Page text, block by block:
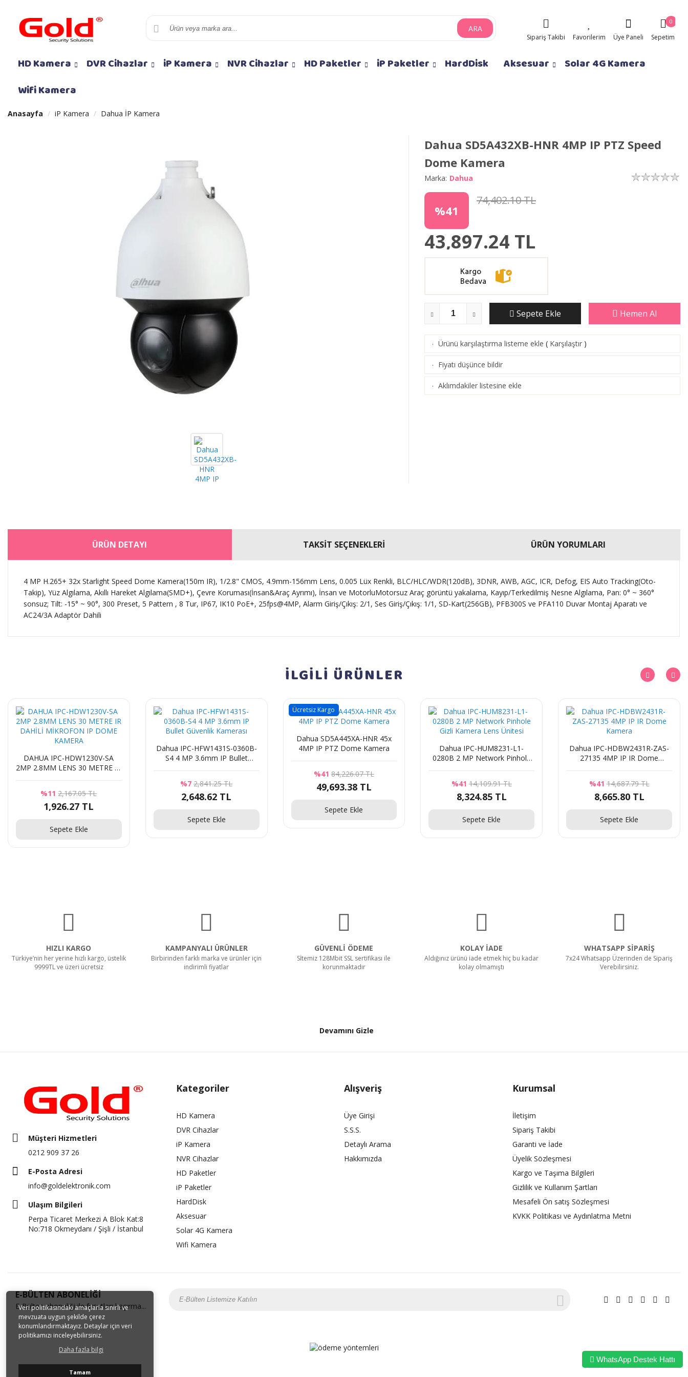
Veri politikasındaki amaçlarla sınırlı ve
mevzuata uygun şekilde çerez
konumlandırmaktayız. Detaylar için veri
politikamızı inceleyebilirsiniz.
Daha fazla bilgi
Tamam
ARA
Sipariş Takibi Favorilerim Üye Paneli Sepetim
0
HD Kamera DVR Cihazlar iP Kamera NVR Cihazlar HD Paketler iP Paketler HardDisk Aksesuar
Solar 4G Kamera
Wifi Kamera
Anasayfa iP Kamera Dahua İP Kamera
Dahua SD5A432XB-HNR 4MP IP PTZ Speed
Dome Kamera
Marka: Dahua
%41
74,402.10 TL
43,897.24 TL
Sepete Ekle Hemen Al
· Ürünü karşılaştırma listeme ekle ( Karşılaştır )
· Fiyatı düşünce bildir
· Aklımdakiler listesine ekle
ÜRÜN DETAYI TAKSİT SEÇENEKLERİ ÜRÜN YORUMLARI
4 MP H.265+ 32x Starlight Speed Dome Kamera(150m IR), 1/2.8" CMOS, 4.9mm-156mm Lens, 0.005 Lüx Renkli, BLC/HLC/WDR(120dB), 3DNR, AWB, AGC, ICR, Defog, EIS Auto Tracking(Oto-
Takip), Yüz Algılama, Akıllı Hareket Algılama(SMD+), Çevre Koruması(İnsan&Araç Ayrımı), İnsan ve MotorluMotorsuz Araç görüntü yakalama, Kayıp/Terkedilmiş Nesne Algılama, Pan: 0° ~ 360°
sonsuz; Tilt: -15° ~ 90°, 300 Preset, 5 Pattern , 8 Tur, IP67, IK10 PoE+, 25fps@4MP, Alarm Giriş/Çıkış: 2/1, Ses Giriş/Çıkış: 1/1, SD-Kart(256GB), PFB300S ve PFA110 Duvar Montaj Aparatı ve
AC24/3A Adaptör Dahili
İLGİLİ ÜRÜNLER
DAHUA IPC-HDW1230V-SA
2MP 2.8MM LENS 30 METRE IR
%11 2,167.05 TL
1,926.27 TL
Sepete Ekle
Dahua IPC-HFW1431S-0360B-
S4 4 MP 3.6mm IP Bullet
%7 2,841.25 TL
2,648.62 TL
Sepete Ekle
Dahua SD5A445XA-HNR 45x
4MP IP PTZ Dome Kamera
%41 84,226.07 TL
49,693.38 TL
Ücretsiz Kargo
Sepete Ekle
Dahua IPC-HUM8231-L1-
0280B 2 MP Network Pinhole
%41 14,109.91 TL
8,324.85 TL
Sepete Ekle
Dahua IPC-HDBW2431R-ZAS-
27135 4MP IP IR Dome
%41 14,687.79 TL
8,665.80 TL
Sepete Ekle
HIZLI KARGO
Türkiye’nin her yerine hızlı kargo, üstelik
9999TL ve üzeri ücretsiz
KAMPANYALI ÜRÜNLER
Birbirinden farklı marka ve ürünler için
indirimli fiyatlar
GÜVENLİ ÖDEME
Sİtemiz 128Mbit SSL sertifikası ile
korunmaktadır
KOLAY İADE
Aldığınız ürünü iade etmek hiç bu kadar
kolay olmamıştı
WHATSAPP SİPARİŞ
7x24 Whatsapp Üzerinden de Sipariş
Verebilirsiniz.
Devamını Gizle
Müşteri Hizmetleri
0212 909 37 26
E-Posta Adresi
info@goldelektronik.com
Ulaşım Bilgileri
Perpa Ticaret Merkezi A Blok Kat:8
No:718 Okmeydanı / Şişli / İstanbul
Kategoriler
HD Kamera
DVR Cihazlar
iP Kamera
NVR Cihazlar
HD Paketler
iP Paketler
HardDisk
Aksesuar
Solar 4G Kamera
Wifi Kamera
Alışveriş
Üye Girişi
S.S.S.
Detaylı Arama
Hakkımızda
Kurumsal
İletişim
Sipariş Takibi
Garanti ve İade
Üyelik Sözleşmesi
Kargo ve Taşıma Bilgileri
Gizlilik ve Kullanım Şartları
Mesafeli Ön satış Sözleşmesi
KVKK Politikası ve Aydınlatma Metni
E-BÜLTEN ABONELİĞİ
E-Bülten aboneliği ile fırsatları kaçırma...
WhatsApp Destek Hattı